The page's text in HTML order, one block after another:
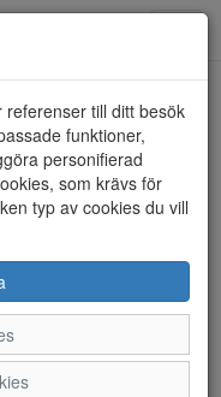
till ditt besök
funktioner,
personifierad
som krävs för
typ av cookies du vill